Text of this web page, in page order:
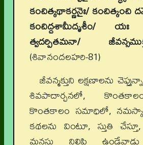
కంచిత్కథాకర్ణనైః/ కంచిత్కంచి
కంచిద్దశామీదృశీం/ యః
త్వదర్పితమనా/
(శివానందలహరి-81)
జీవన్మక్తుని లక్షణాలను
శివపాదార్చనలో,
కొంతకాలం సమాధిలో,
కథలను వింటూ, స్తుతి
మనసు నిలిపి ఉండేవాడు